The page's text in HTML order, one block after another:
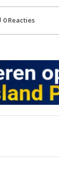
0Reacties